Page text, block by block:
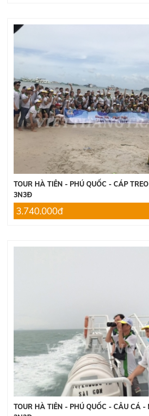
TOUR HÀ TIÊN - PHÚ QUỐC - CÁP
3N3Đ
3.740.000đ
TOUR HÀ TIÊN - PHÚ QUỐC - CÂU CÁ -